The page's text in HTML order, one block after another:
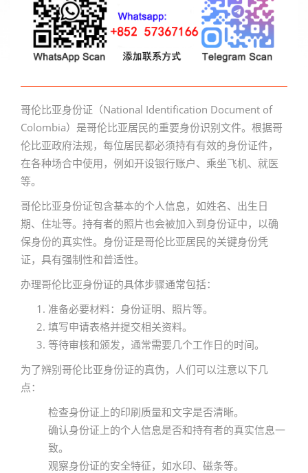
哥伦比亚身份证（National Identification Document of
Colombia）是哥伦比亚居民的重要身份识别文件。根据哥
伦比亚政府法规，每位居民都必须持有有效的身份证件，
在各种场合中使用，例如开设银行账户、乘坐飞机、就医
等。
哥伦比亚身份证包含基本的个人信息，如姓名、出生日
期、住址等。持有者的照片也会被加入到身份证中，以确
保身份的真实性。身份证是哥伦比亚居民的关键身份凭
证，具有强制性和普适性。
办理哥伦比亚身份证的具体步骤通常包括：
准备必要材料：身份证明、照片等。
填写申请表格并提交相关资料。
等待审核和颁发，通常需要几个工作日的时间。
为了辨别哥伦比亚身份证的真伪，人们可以注意以下几
点：
检查身份证上的印刷质量和文字是否清晰。
确认身份证上的个人信息是否和持有者的真实信息一
致。
观察身份证的安全特征，如水印、磁条等。